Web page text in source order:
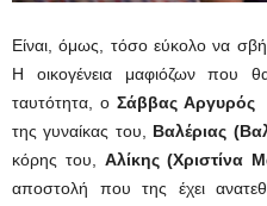
Είναι, όμως, τόσο εύκολο να
Η οικογένεια μαφιόζων που
ταυτότητα, ο Σάββας Αργυρός
της γυναίκας του, Βαλέριας
κόρης του, Αλίκης (Χριστίνα
αποστολή που της έχει